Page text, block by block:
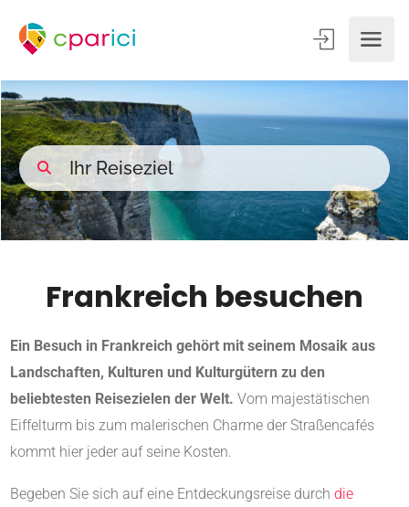
Frankreich besuchen
Ein Besuch in Frankreich gehört mit seinem Mosaik aus
Landschaften, Kulturen und Kulturgütern zu den
beliebtesten Reisezielen der Welt. Vom majestätischen
Eiffelturm bis zum malerischen Charme der Straßencafés
kommt hier jeder auf seine Kosten.
Begeben Sie sich auf eine Entdeckungsreise durch die